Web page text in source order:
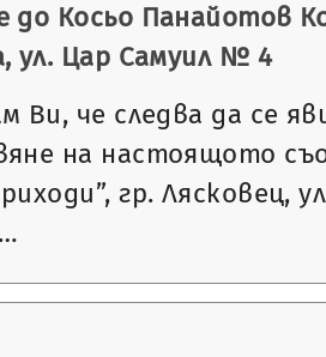
до Косьо Панайотов
ул. Цар Самуил № 4
Ви, че следва да се
на настоящото
гр. Лясковец,